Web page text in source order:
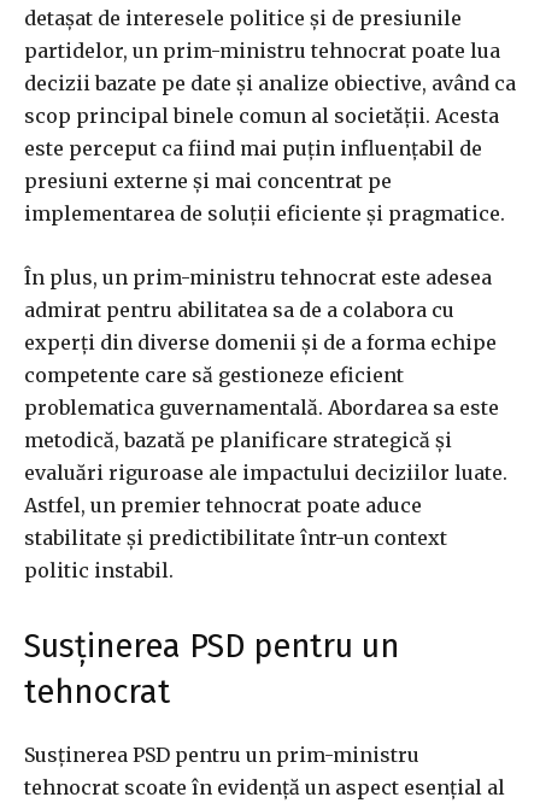
detașat de interesele politice și de presiunile
partidelor, un prim-ministru tehnocrat poate lua
decizii bazate pe date și analize obiective, având ca
scop principal binele comun al societății. Acesta
este perceput ca fiind mai puțin influențabil de
presiuni externe și mai concentrat pe
implementarea de soluții eficiente și pragmatice.
În plus, un prim-ministru tehnocrat este adesea
admirat pentru abilitatea sa de a colabora cu
experți din diverse domenii și de a forma echipe
competente care să gestioneze eficient
problematica guvernamentală. Abordarea sa este
metodică, bazată pe planificare strategică și
evaluări riguroase ale impactului deciziilor luate.
Astfel, un premier tehnocrat poate aduce
stabilitate și predictibilitate într-un context
politic instabil.
Susținerea PSD pentru un
tehnocrat
Susținerea PSD pentru un prim-ministru
tehnocrat scoate în evidență un aspect esențial al